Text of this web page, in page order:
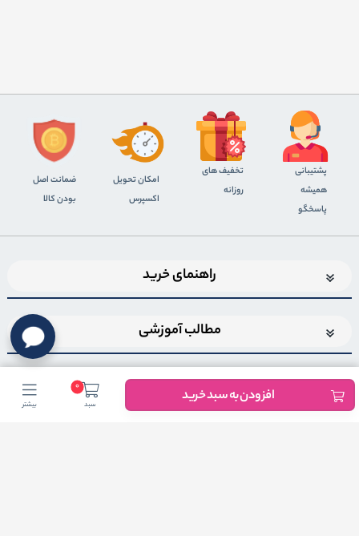
افزودن به سبد خرید 0
سبد بیشتر
پشتیبانی
همیشه
پاسخگو
تخفیف های
روزانه
اﻣﮑﺎن ﺗﺤﻮﯾﻞ
اﮐﺴﭙﺮس
ضمانت اصل
بودن کالا
راهنمای خرید
مطالب آموزشی